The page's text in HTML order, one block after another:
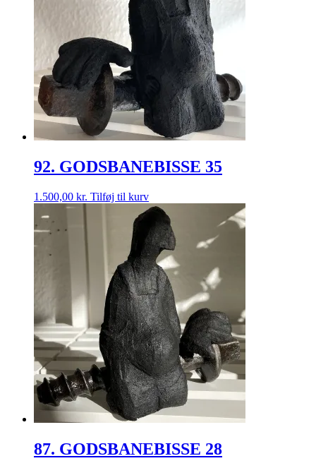
92. GODSBANEBISSE 35
1.500,00 kr. Tilføj til kurv
87. GODSBANEBISSE 28